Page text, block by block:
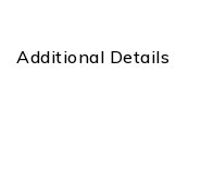
Additional Details